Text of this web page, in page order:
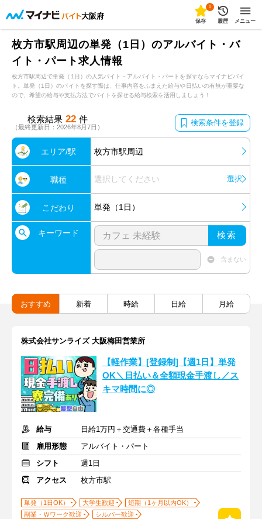
大阪府
0
保存 履歴 メニュー
枚方市駅周辺の単発（1日）のアルバイト・バ
イト・パート求人情報
枚方市駅周辺で単発（1日）の人気バイト・アルバイト・パートを探すならマイナビバイ
ト。単発（1日）のバイトを探す際は、仕事内容をふまえた給与や日払いの有無が重要な
ので、希望の給与や支払方法でバイトを探せる給与検索を活用しましょう！
検索結果 22 件
（最終更新日：2026年8月7日） 検索条件を登録
エリア/駅 枚方市駅周辺
職種 選択してください 選択
こだわり 単発（1日）
キーワード 検索
含まない
おすすめ 新着 時給 日給 月給
株式会社サンライズ 大阪梅田営業所
【軽作業】[登録制]【週1日】単発
OK＼日払い＆全額現金手渡し／ス
キマ時間に◎
給与
日給1万円＋交通費＋各種手当
雇用形態
アルバイト・パート
シフト
週1日
アクセス
枚方市駅
単発（1日OK） 大学生歓迎
短期（1ヶ月以内OK）
副業・Ｗワーク歓迎
シルバー歓迎